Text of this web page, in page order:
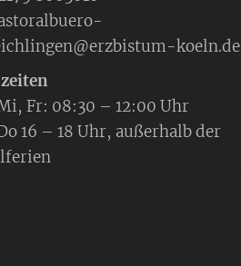
koeln.de
Fr: 08:30 – 12:00 Uhr
16 – 18 Uhr, außerhalb der